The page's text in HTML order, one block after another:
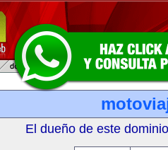
El dueño de este